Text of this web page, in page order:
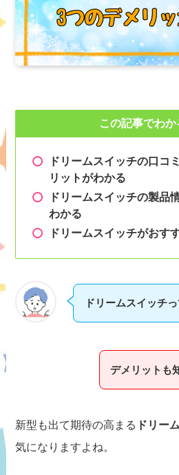
この記事でわか
ドリームスイッチの口コ
リットがわかる
ドリームスイッチの製品
わかる
ドリームスイッチがおす
ドリームスイッチ
デメリットも
新型も出て期待の高まる ドリー
気になりますよね。